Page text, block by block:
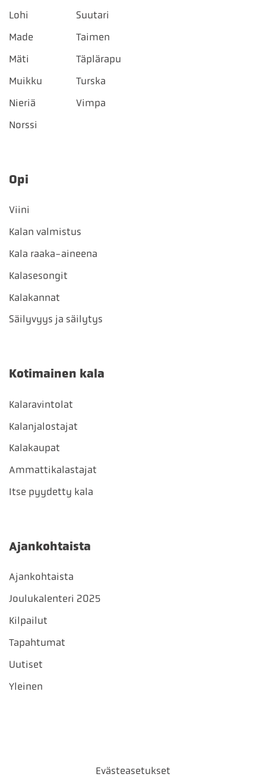
Lohi
Made
Mäti
Muikku
Nieriä
Norssi
Suutari
Taimen
Täplärapu
Turska
Vimpa
Opi
Viini
Kalan valmistus
Kala raaka-aineena
Kalasesongit
Kalakannat
Säilyvyys ja säilytys
Kotimainen kala
Kalaravintolat
Kalanjalostajat
Kalakaupat
Ammattikalastajat
Itse pyydetty kala
Ajankohtaista
Ajankohtaista
Joulukalenteri 2025
Kilpailut
Tapahtumat
Uutiset
Yleinen
Evästeasetukset